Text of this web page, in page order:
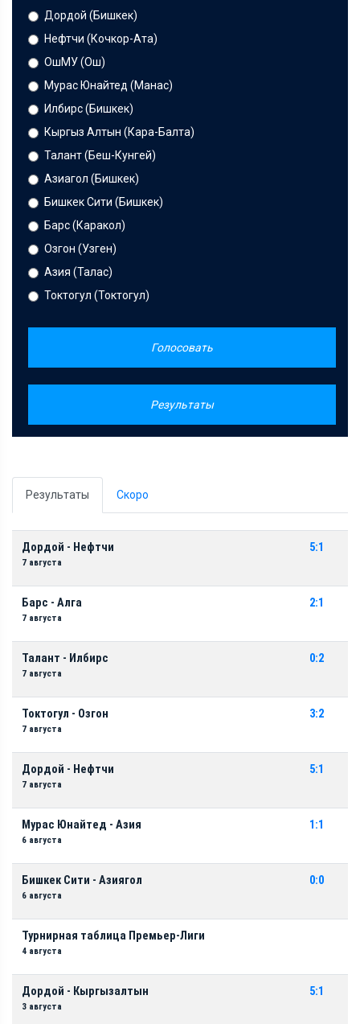
Дордой (Бишкек)
Нефтчи (Кочкор-Ата)
ОшМУ (Ош)
Мурас Юнайтед (Манас)
Илбирс (Бишкек)
Кыргыз Алтын (Кара-Балта)
Талант (Беш-Кунгей)
Азиагол (Бишкек)
Бишкек Сити (Бишкек)
Барс (Каракол)
Озгон (Узген)
Азия (Талас)
Токтогул (Токтогул)
Голосовать
Результаты
Результаты Скоро
Дордой - Нефтчи
7 августа
5:1
Барс - Алга
7 августа
2:1
Талант - Илбирс
7 августа
0:2
Токтогул - Озгон
7 августа
3:2
Дордой - Нефтчи
7 августа
5:1
Мурас Юнайтед - Азия
6 августа
1:1
Бишкек Сити - Азиягол
6 августа
0:0
Турнирная таблица Премьер-Лиги
4 августа
Дордой - Кыргызалтын
3 августа
5:1